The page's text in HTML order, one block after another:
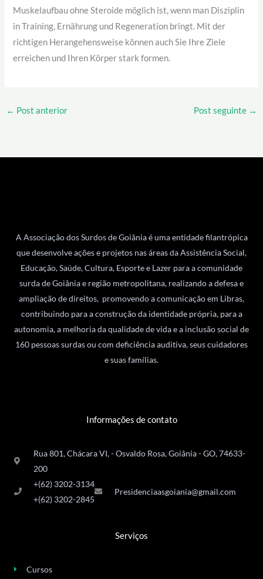
Muskelaufbau ohne Steroide möglich ist, wenn man Disziplin
in Training, Ernährung und Regeneration bringt. Mit der
richtigen Herangehensweise können auch Sie Ihre Ziele
erreichen und Ihren Körper stark formen.
← Post anterior Post seguinte →
A Associação dos Surdos de Goiânia é uma entidade filantrópica
que desenvolve ações e projetos nas áreas da Assistência Social,
Educação, Saúde, Cultura, Esporte e Lazer para a comunidade
surda de Goiânia e região metropolitana, realizando a defesa e
ampliação de direitos, promovendo a comunicação em Libras,
contribuindo para a construção da identidade própria, para a
autonomia, a melhoria da qualidade de vida e a inclusão social de
160 pessoas surdas ou com deficiência auditiva, seus cuidadores
e suas famílias.
Informações de contato
Rua 801, Chácara VI, - Osvaldo Rosa, Goiânia - GO, 74633-
200
+(62) 3202-3134
+(62) 3202-2845
Presidenciaasgoiania@gmail.com
Serviços
Cursos